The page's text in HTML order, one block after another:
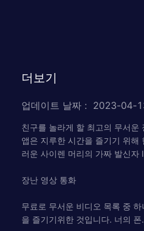
더보기
업데이트 날짜 : 2023-04-
친구를 놀라게 할 최고의 무서
앱은 지루한 시간을 즐기기 위
러운 사이렌 머리의 가짜 발신자
장난 영상 통화
무료로 무서운 비디오 목록 중
을 즐기기위한 것입니다. 너의 폰.